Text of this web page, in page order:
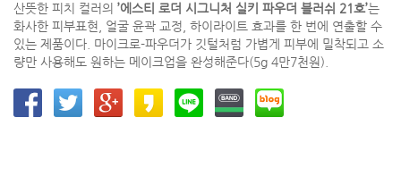
산뜻한 피치 컬러의 ’에스티 로더 시그니처 실키 파우더 블러쉬 21호’는
화사한 피부표현, 얼굴 윤곽 교정, 하이라이트 효과를 한 번에 연출할 수
있는 제품이다. 마이크로-파우더가 깃털처럼 가볍게 피부에 밀착되고 소
량만 사용해도 원하는 메이크업을 완성해준다(5g 4만7천원).